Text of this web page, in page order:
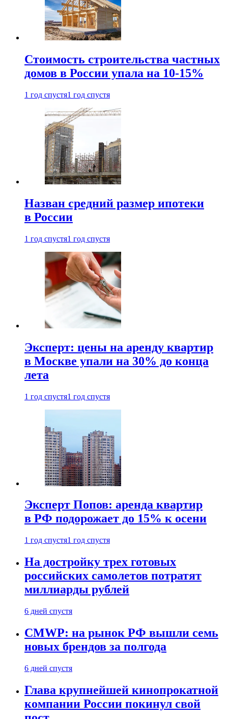
Стоимость строительства частных
домов в России упала на 10-15%
1 год спустя1 год спустя
Назван средний размер ипотеки
в России
1 год спустя1 год спустя
Эксперт: цены на аренду квартир
в Москве упали на 30% до конца
лета
1 год спустя1 год спустя
Эксперт Попов: аренда квартир
в РФ подорожает до 15% к осени
1 год спустя1 год спустя
На достройку трех готовых
российских самолетов потратят
миллиарды рублей
6 дней спустя
CMWP: на рынок РФ вышли семь
новых брендов за полгода
6 дней спустя
Глава крупнейшей кинопрокатной
компании России покинул свой